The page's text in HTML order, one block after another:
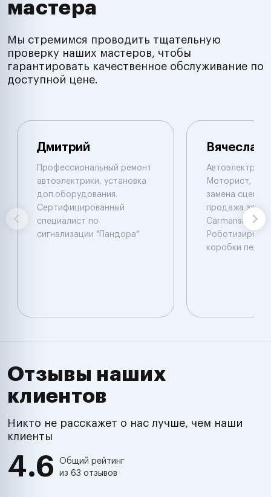
мастера
Мы стремимся проводить тщательную
проверку наших мастеров, чтобы
гарантировать качественное обслуживание по
доступной цене.
Дмитрий
Профессиональный ремонт
автоэлектрики, установка
доп.оборудования.
Сертифицированный
специалист по
сигнализации "Пандора"
Вячеслав
Автоэлектрик
Моторист,
замена
продажа
Carmanskan
коробки
Отзывы наших
клиентов
Никто не расскажет о нас лучше, чем наши
клиенты
4.6
Общий рейтинг
из 63 отзывов